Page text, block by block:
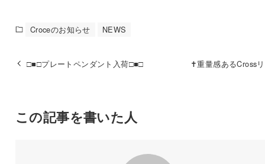
Croceのお知らせ NEWS
□■□プレートペンダント入荷□■□ ✝重量感あるCross
この記事を書いた人